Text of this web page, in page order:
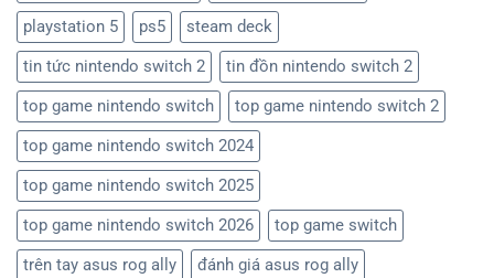
playstation 5
ps5
steam deck
tin tức nintendo switch 2
tin đồn nintendo switch 2
top game nintendo switch
top game nintendo switch 2
top game nintendo switch 2024
top game nintendo switch 2025
top game nintendo switch 2026
top game switch
trên tay asus rog ally
đánh giá asus rog ally